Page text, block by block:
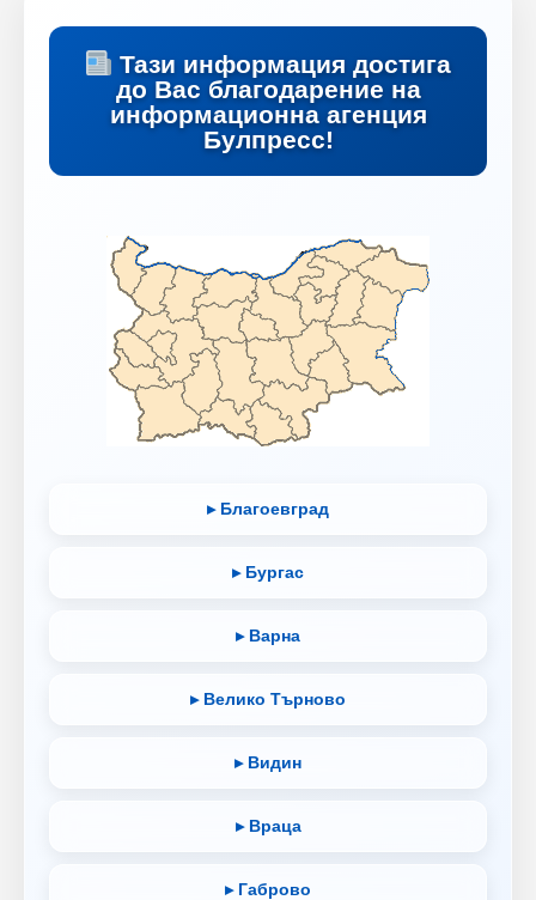
Тази информация достига
до Вас благодарение на
информационна агенция
Булпресс!
▸ Благоевград
▸ Бургас
▸ Варна
▸ Велико Търново
▸ Видин
▸ Враца
▸ Габрово